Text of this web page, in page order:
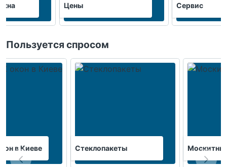
Цены Сервис
Пользуется спросом
в Киеве Стеклопакеты